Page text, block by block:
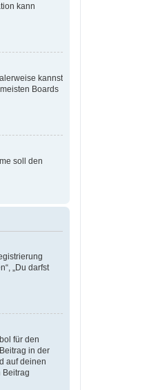
kann
kannst
Boards
soll den
„Du darfst
für den
in der
auf deinen
Beitrag